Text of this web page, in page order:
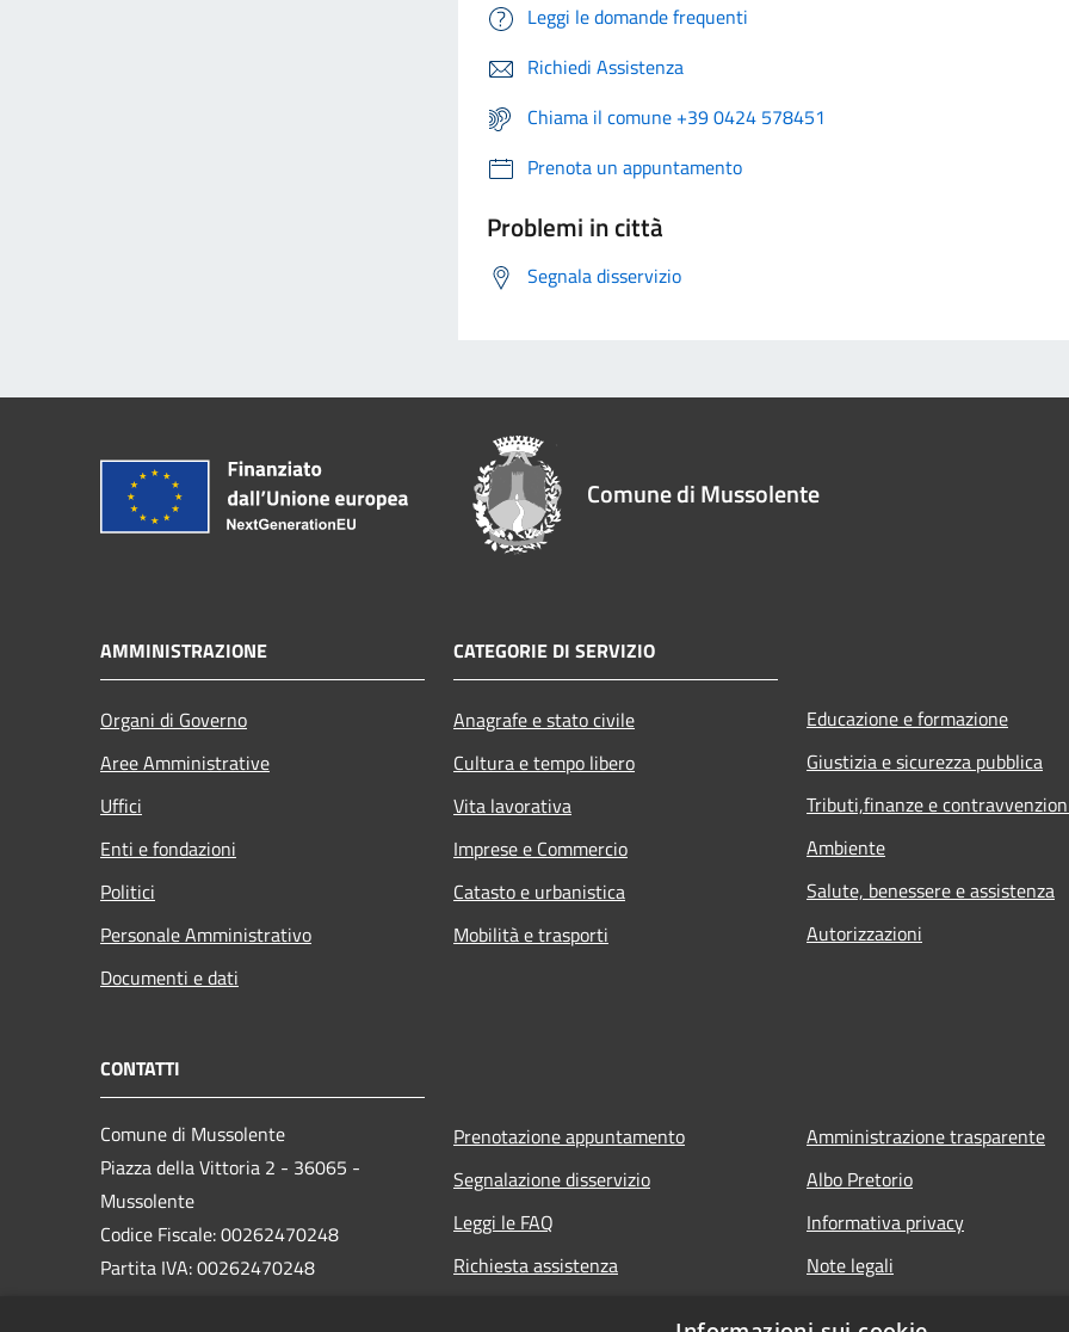
Leggi le domande frequenti
Richiedi Assistenza
Chiama il comune +39 0424 578451
Prenota un appuntamento
Problemi in città
Segnala disservizio
Comune di Mussolente
AMMINISTRAZIONE
Organi di Governo
Aree Amministrative
Uffici
Enti e fondazioni
Politici
Personale Amministrativo
Documenti e dati
CATEGORIE DI SERVIZIO
Anagrafe e stato civile
Cultura e tempo libero
Vita lavorativa
Imprese e Commercio
Catasto e urbanistica
Mobilità e trasporti
Educazione e formazione
Giustizia e sicurezza pubblica
Tributi,finanze e
Ambiente
Salute, benessere e assistenza
Autorizzazioni
CONTATTI
Comune di Mussolente
Piazza della Vittoria 2 - 36065 -
Mussolente
Codice Fiscale: 00262470248
Partita IVA: 00262470248
Prenotazione appuntamento
Segnalazione disservizio
Leggi le FAQ
Richiesta assistenza
Amministrazione trasparente
Albo Pretorio
Informativa privacy
Note legali